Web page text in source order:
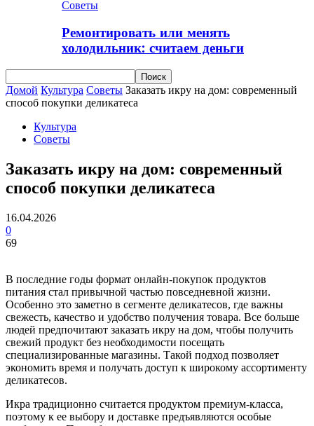
Советы
Ремонтировать или менять
холодильник: считаем деньги
Домой Культура Советы Заказать икру на дом: современный
способ покупки деликатеса
Культура
Советы
Заказать икру на дом: современный
способ покупки деликатеса
16.04.2026
0
69
В последние годы формат онлайн-покупок продуктов
питания стал привычной частью повседневной жизни.
Особенно это заметно в сегменте деликатесов, где важны
свежесть, качество и удобство получения товара. Все больше
людей предпочитают заказать икру на дом, чтобы получить
свежий продукт без необходимости посещать
специализированные магазины. Такой подход позволяет
экономить время и получать доступ к широкому ассортименту
деликатесов.
Икра традиционно считается продуктом премиум-класса,
поэтому к ее выбору и доставке предъявляются особые